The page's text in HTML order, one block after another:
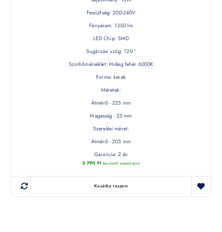
Feszültség: 200-240V
Fényáram: 1350 lm
LED Chip: SMD
Sugárzási szög: 120 °
Színhőmérséklet: Hideg fehér 6000K
Forma: kerek
Méretek:
Átmérő - 225 mm
Magasság - 25 mm
Szerelési méret:
Átmérő - 205 mm
Garancia: 2 év
3 790 Ft (készletről érdeklődjön)
Kosárba teszem